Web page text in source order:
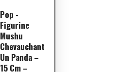
Pop -
Figurine
Mushu
Chevauchant
Un Panda –
15 Cm –